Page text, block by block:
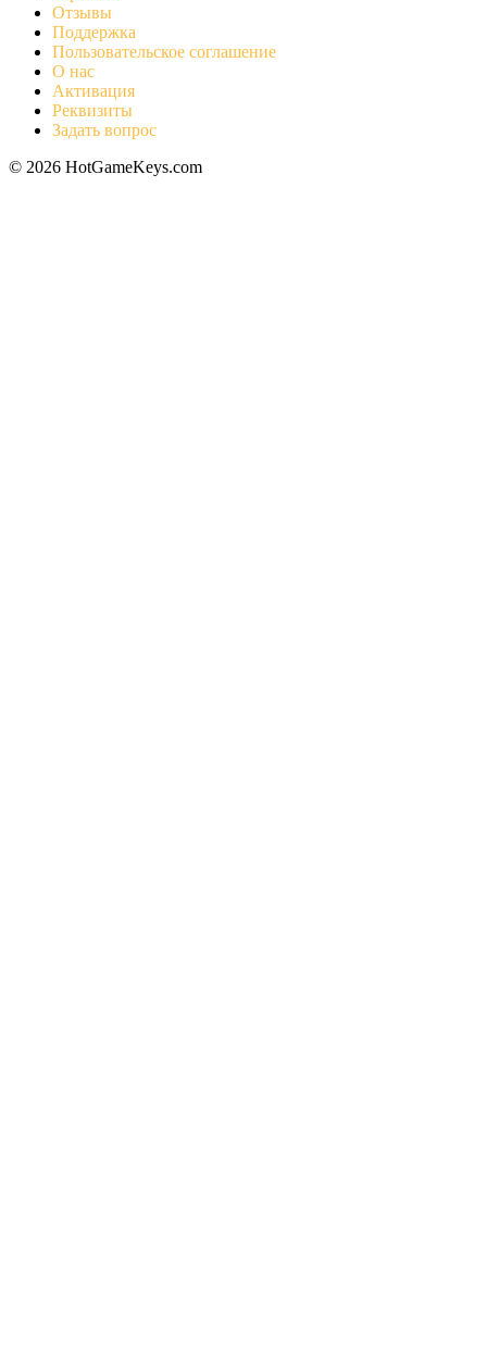
Отзывы
Поддержка
Пользовательское соглашение
О нас
Активация
Реквизиты
Задать вопрос
© 2026 HotGameKeys.com